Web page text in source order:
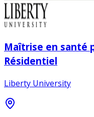
Maîtrise en santé
Résidentiel
Liberty University